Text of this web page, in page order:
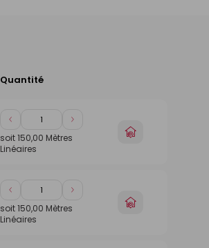
Quantité
Diminuer
de
1
Augmenter
de
soit150,00 Mètres
Linéaires
Choisir
Diminuer
de
1
Augmenter
de
soit150,00 Mètres
Linéaires
Choisir